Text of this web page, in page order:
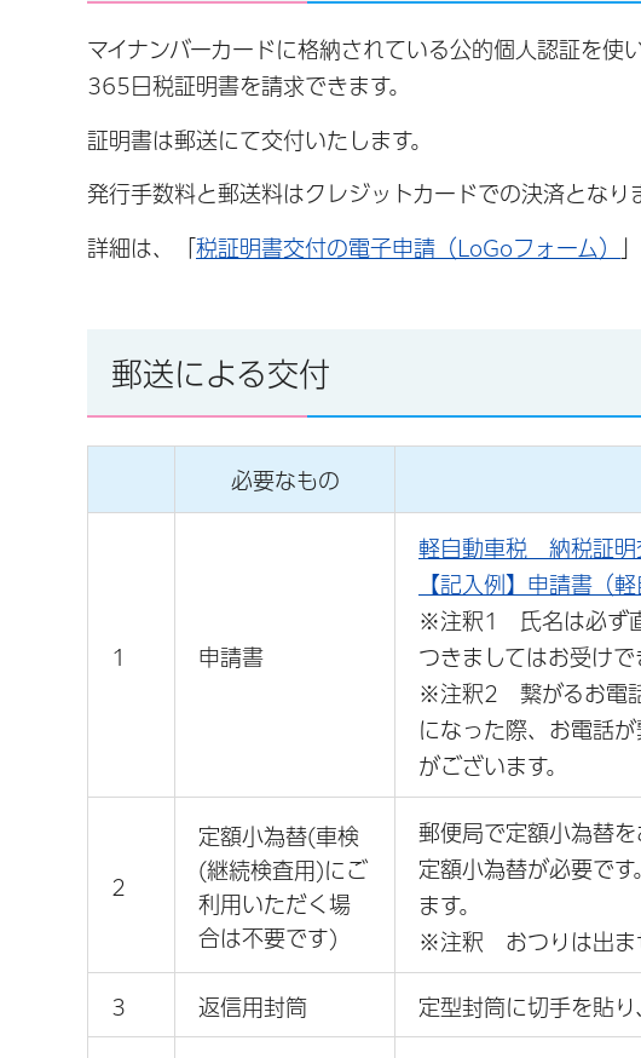
マイナンバーカードに格納されている公的個人認証を
365日税証明書を請求できます。
証明書は郵送にて交付いたします。
発行手数料と郵送料はクレジットカードでの決済となり
詳細は、「 税証明書交付の電子申請（LoGoフォーム）
郵送による交付
必要なもの
1 申請書
軽自動車税 納税証明
【記入例】申請書（
※注釈1 氏名は必ず直
つきましてはお受けで
※注釈2 繋がるお電話
になった際、お電話
がございます。
2
定額小為替(車検
(継続検査用)にご
利用いただく場
合は不要です)
郵便局で定額小為替
定額小為替が必要で
ます。
※注釈 おつりは出ま
3 返信用封筒 定型封筒に切手を貼り